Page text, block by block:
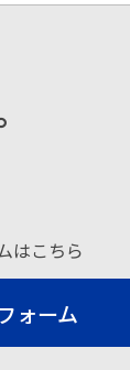
はこちら
ォーム